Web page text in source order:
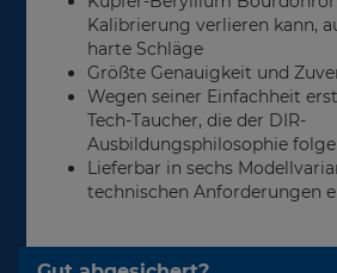
Kalibrierung verlieren kann,
harte Schläge
Größte Genauigkeit und
Wegen seiner Einfachheit
Tech-Taucher, die der DIR-
Ausbildungsphilosophie
Lieferbar in sechs
technischen Anforderungen